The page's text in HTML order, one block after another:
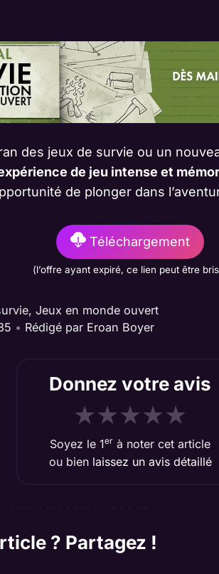
des jeux de survie ou un
de jeu intense et
de plonger dans
Téléchargement
(l’offre ayant expiré, ce lien peut être
, Jeux en monde ouvert
• Rédigé par Eroan Boyer
Donnez votre avis
★★★★★
Soyez le 1er à noter cet article
ou bien laissez un avis détaillé
? Partagez !